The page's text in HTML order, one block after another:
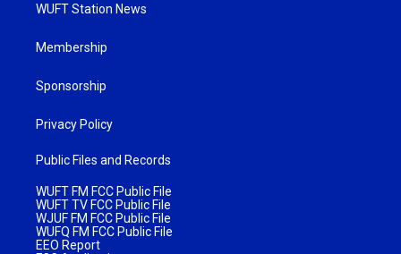
WUFT Station News
Membership
Sponsorship
Privacy Policy
Public Files and Records
WUFT FM FCC Public File
WUFT TV FCC Public File
WJUF FM FCC Public File
WUFQ FM FCC Public File
EEO Report